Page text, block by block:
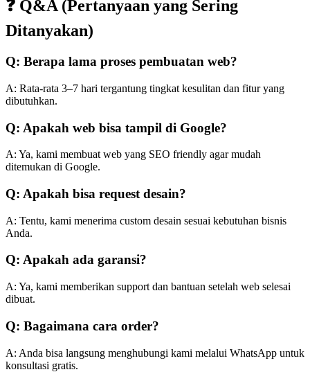
❓ Q&A (Pertanyaan yang Sering
Ditanyakan)
Q: Berapa lama proses pembuatan web?
A: Rata-rata 3–7 hari tergantung tingkat kesulitan dan fitur yang
dibutuhkan.
Q: Apakah web bisa tampil di Google?
A: Ya, kami membuat web yang SEO friendly agar mudah
ditemukan di Google.
Q: Apakah bisa request desain?
A: Tentu, kami menerima custom desain sesuai kebutuhan bisnis
Anda.
Q: Apakah ada garansi?
A: Ya, kami memberikan support dan bantuan setelah web selesai
dibuat.
Q: Bagaimana cara order?
A: Anda bisa langsung menghubungi kami melalui WhatsApp untuk
konsultasi gratis.